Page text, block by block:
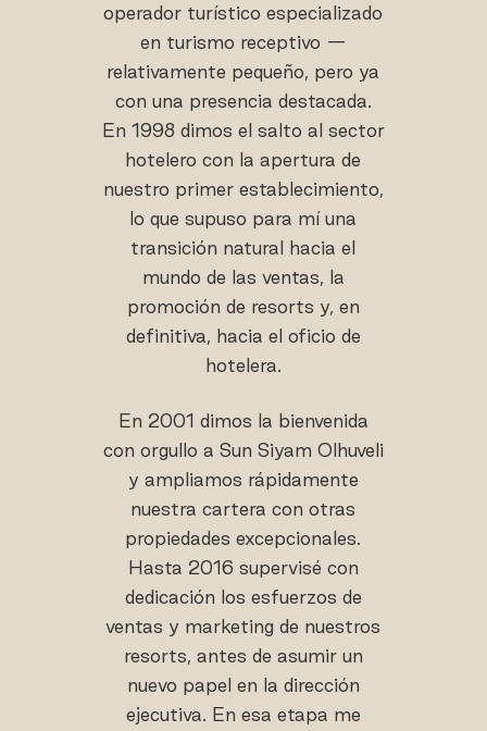
operador turístico especializado
en turismo receptivo —
relativamente pequeño, pero ya
con una presencia destacada.
En 1998 dimos el salto al sector
hotelero con la apertura de
nuestro primer establecimiento,
lo que supuso para mí una
transición natural hacia el
mundo de las ventas, la
promoción de resorts y, en
definitiva, hacia el oficio de
hotelera.
En 2001 dimos la bienvenida
con orgullo a Sun Siyam Olhuveli
y ampliamos rápidamente
nuestra cartera con otras
propiedades excepcionales.
Hasta 2016 supervisé con
dedicación los esfuerzos de
ventas y marketing de nuestros
resorts, antes de asumir un
nuevo papel en la dirección
ejecutiva. En esa etapa me